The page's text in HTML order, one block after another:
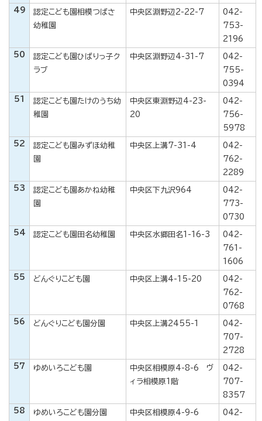
49
認定こども園相模つばさ
幼稚園
中央区淵野辺2-22-7
042-
753-
2196
50
認定こども園ひばりっ子ク
ラブ
中央区淵野辺4-31-7
042-
755-
0394
51
認定こども園たけのうち幼
稚園
中央区東淵野辺4-23-
20
042-
756-
5978
52
認定こども園みずほ幼稚
園
中央区上溝7-31-4
042-
762-
2289
53
認定こども園あかね幼稚
園
中央区下九沢964
042-
773-
0730
54 認定こども園田名幼稚園 中央区水郷田名1-16-3
042-
761-
1606
55 どんぐりこども園 中央区上溝4-15-20
042-
762-
0768
56 どんぐりこども園分園 中央区上溝2455-1
042-
707-
2728
57 ゆめいろこども園
中央区相模原4-8-6 ヴ
ィラ相模原1階
042-
707-
8357
58 ゆめいろこども園分園 中央区相模原4-9-6
042-